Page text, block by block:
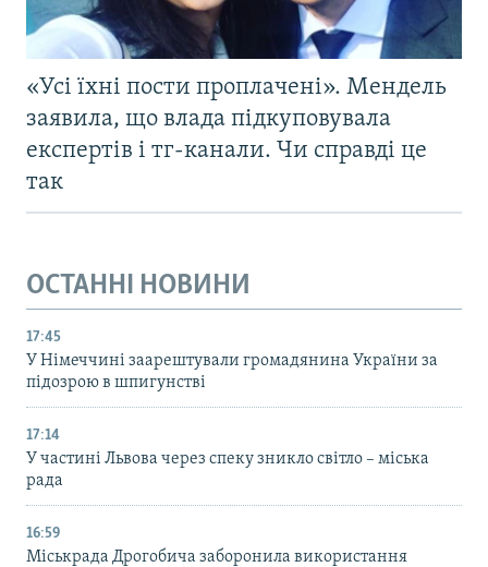
«Усі їхні пости проплачені». Мендель
заявила, що влада підкуповувала
експертів і тг-канали. Чи справді це
так
ОСТАННІ НОВИНИ
17:45
У Німеччині заарештували громадянина України за
підозрою в шпигунстві
17:14
У частині Львова через спеку зникло світло – міська
рада
16:59
Міськрада Дрогобича заборонила використання